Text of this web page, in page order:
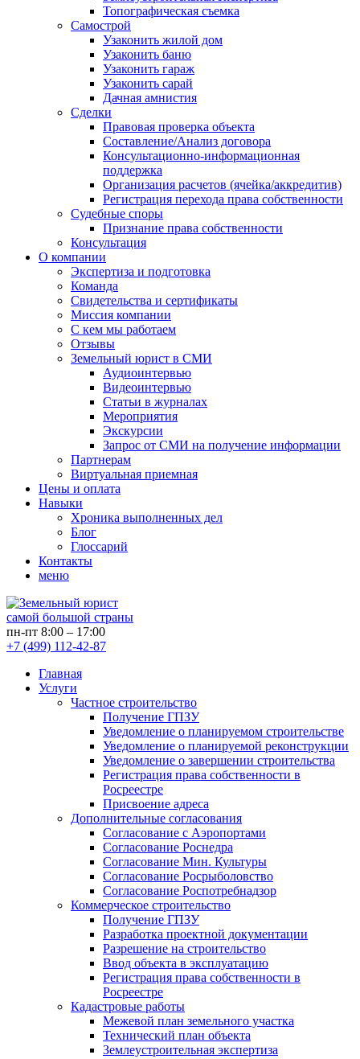
Топографическая съемка
Самострой
Узаконить жилой дом
Узаконить баню
Узаконить гараж
Узаконить сарай
Дачная амнистия
Сделки
Правовая проверка объекта
Составление/Анализ договора
Консультационно-информационная
поддержка
Организация расчетов (ячейка/аккредитив)
Регистрация перехода права собственности
Судебные споры
Признание права собственности
Консультация
О компании
Экспертиза и подготовка
Команда
Свидетельства и сертификаты
Миссия компании
С кем мы работаем
Отзывы
Земельный юрист в СМИ
Аудиоинтервью
Видеоинтервью
Статьи в журналах
Мероприятия
Экскурсии
Запрос от СМИ на получение информации
Партнерам
Виртуальная приемная
Цены и оплата
Навыки
Хроника выполненных дел
Блог
Глоссарий
Контакты
меню
самой большой страны
пн-пт 8:00 – 17:00
+7 (499) 112-42-87
Главная
Услуги
Частное строительство
Получение ГПЗУ
Уведомление о планируемом строительстве
Уведомление о планируемой реконструкции
Уведомление о завершении строительства
Регистрация права собственности в
Росреестре
Присвоение адреса
Дополнительные согласования
Согласование с Аэропортами
Согласование Роснедра
Согласование Мин. Культуры
Согласование Росрыболовство
Согласование Роспотребнадзор
Коммерческое строительство
Получение ГПЗУ
Разработка проектной документации
Разрешение на строительство
Ввод объекта в эксплуатацию
Регистрация права собственности в
Росреестре
Кадастровые работы
Межевой план земельного участка
Технический план объекта
Землеустроительная экспертиза